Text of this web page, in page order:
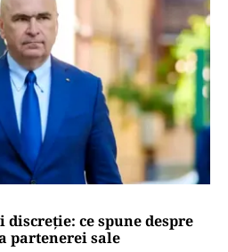
ce spune despre
partenerei sale